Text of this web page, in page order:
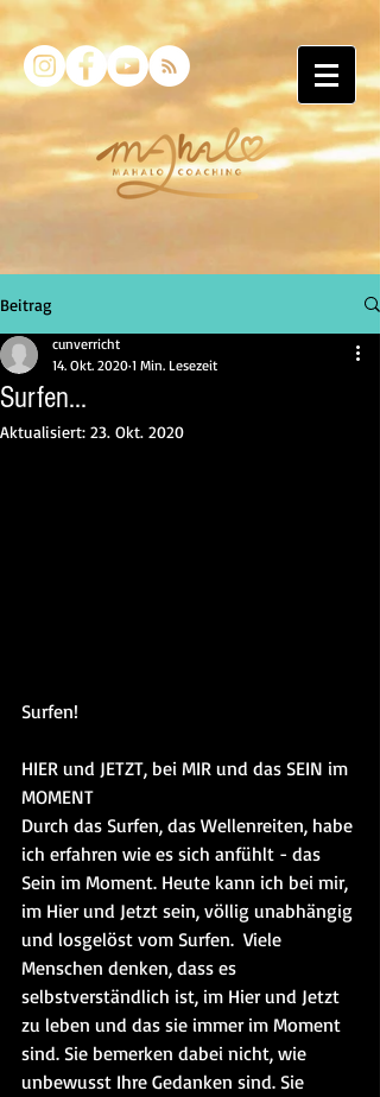
Beitrag
Surfen...
cunverricht
14. Okt. 2020 1 Min. Lesezeit
Aktualisiert: 23. Okt. 2020
Surfen!
HIER und JETZT, bei MIR und das SEIN im
MOMENT
Durch das Surfen, das Wellenreiten, habe
ich erfahren wie es sich anfühlt - das
Sein im Moment. Heute kann ich bei mir,
im Hier und Jetzt sein, völlig unabhängig
und losgelöst vom Surfen.  Viele
Menschen denken, dass es
selbstverständlich ist, im Hier und Jetzt
zu leben und das sie immer im Moment
sind. Sie bemerken dabei nicht, wie
unbewusst Ihre Gedanken sind. Sie